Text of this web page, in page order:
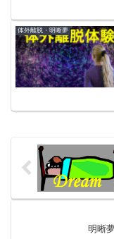
体外離脱・明晰夢
明晰